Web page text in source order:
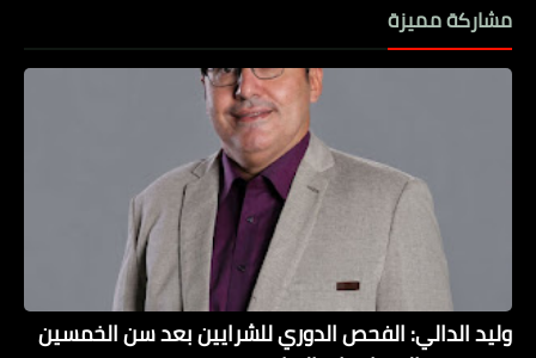
مشاركة مميزة
وليد الدالي: الفحص الدوري للشرايين بعد سن الخمسين